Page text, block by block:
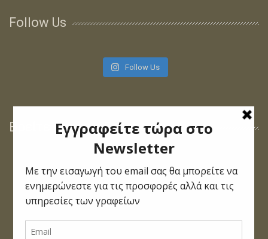
Follow Us
Follow Us
Βρείτε μας στο Facebook